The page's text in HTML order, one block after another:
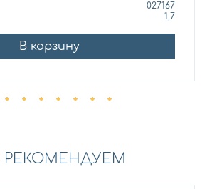
027167
1,7
В корзину